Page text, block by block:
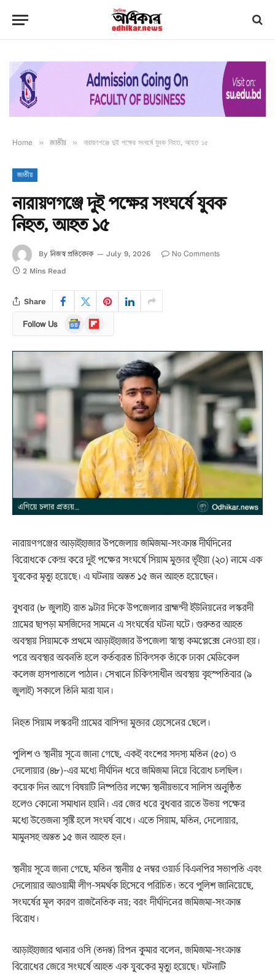
Home » জাতীয় » নারায়ণগঞ্জে দুই পক্ষের সংঘর্ষে যুবক নিহত, আহত ১৫
জাতীয়
নারায়ণগঞ্জে দুই পক্ষের সংঘর্ষে যুবক
নিহত, আহত ১৫
By নিজস্ব প্রতিবেদক July 9, 2026 No Comments
2 Mins Read
Share
Follow Us
Google
News
Flipboard
নারায়ণগঞ্জের আড়াইহাজার উপজেলায় জমিজমা-সংক্রান্ত দীর্ঘদিনের
বিরোধকে কেন্দ্র করে দুই পক্ষের সংঘর্ষে সিয়াম মুক্তার ভূঁইয়া (২০) নামে এক
যুবকের মৃত্যু হয়েছে। এ ঘটনায় অন্তত ১৫ জন আহত হয়েছেন।
বুধবার (৮ জুলাই) রাত ৯টার দিকে উপজেলার ব্রাহ্মন্দী ইউনিয়নের লস্করদী
গ্রামের ছাপড়া মসজিদের সামনে এ সংঘর্ষের ঘটনা ঘটে। গুরুতর আহত
অবস্থায় সিয়ামকে প্রথমে আড়াইহাজার উপজেলা স্বাস্থ্য কমপ্লেক্সে নেওয়া হয়।
পরে অবস্থার অবনতি হলে কর্তব্যরত চিকিৎসক তাঁকে ঢাকা মেডিকেল
কলেজ হাসপাতালে পাঠান। সেখানে চিকিৎসাধীন অবস্থায় বৃহস্পতিবার (৯
জুলাই) সকালে তিনি মারা যান।
নিহত সিয়াম লস্করদী গ্রামের বাসিন্দা মুক্তার হোসেনের ছেলে।
পুলিশ ও স্থানীয় সূত্রে জানা গেছে, একই বংশের সদস্য মতিন (৫০) ও
দেলোয়ার (৪৮)-এর মধ্যে দীর্ঘদিন ধরে জমিজমা নিয়ে বিরোধ চলছিল।
কয়েক দিন আগে বিষয়টি নিষ্পত্তির লক্ষ্যে স্থানীয়ভাবে সালিস অনুষ্ঠিত
হলেও কোনো সমাধান হয়নি। এর জের ধরে বুধবার রাতে উভয় পক্ষের
মধ্যে উত্তেজনা সৃষ্টি হলে সংঘর্ষ বাধে। এতে সিয়াম, মতিন, দেলোয়ার,
মামুনসহ অন্তত ১৫ জন আহত হন।
স্থানীয় সূত্রে জানা গেছে, মতিন স্থানীয় ৫ নম্বর ওয়ার্ড বিএনপির সভাপতি এবং
দেলোয়ার আওয়ামী লীগ-সমর্থক হিসেবে পরিচিত। তবে পুলিশ জানিয়েছে,
সংঘর্ষের মূল কারণ রাজনৈতিক নয়; বরং দীর্ঘদিনের জমিজমা-সংক্রান্ত
বিরোধ।
আড়াইহাজার থানার ওসি (তদন্ত) রিপন কুমার বলেন, জমিজমা-সংক্রান্ত
বিরোধের জেরে সংঘর্ষে আহত এক যুবকের মৃত্যু হয়েছে। ঘটনাটি